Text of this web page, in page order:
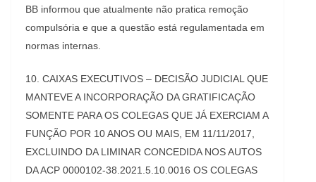
BB informou que atualmente não pratica remoção
compulsória e que a questão está regulamentada em
normas internas.
10. CAIXAS EXECUTIVOS – DECISÃO JUDICIAL QUE
MANTEVE A INCORPORAÇÃO DA GRATIFICAÇÃO
SOMENTE PARA OS COLEGAS QUE JÁ EXERCIAM A
FUNÇÃO POR 10 ANOS OU MAIS, EM 11/11/2017,
EXCLUINDO DA LIMINAR CONCEDIDA NOS AUTOS
DA ACP 0000102-38.2021.5.10.0016 OS COLEGAS